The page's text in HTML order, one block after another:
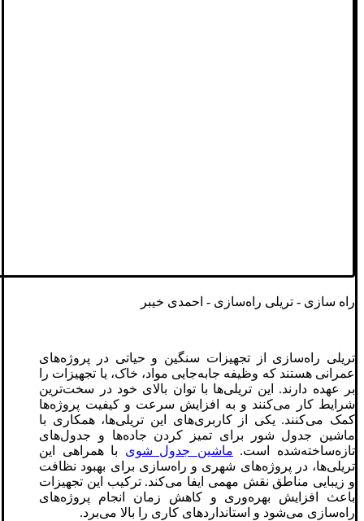
راه سازی - تریلی‌ راه‌سازی - احمدی خیبر
تریلی‌ راه‌سازی از تجهیزات سنگین و حیاتی در پروژه‌های
عمرانی هستند که وظیفه جابه‌جایی مواد، خاک، یا تجهیزات را
بر عهده دارند. این تریلی‌ها با توان بالای خود در سخت‌ترین
شرایط کار می‌کنند و به افزایش سرعت و کیفیت پروژه‌ها
کمک می‌کنند. یکی از کاربری‌های این تریلی‌ها، همکاری با
ماشین جدول شور برای تمیز کردن جاده‌ها و جدول‌های
تازه‌ساخته‌شده است. ماشین جدول شوی با همراهی این
تریلی‌ها، در پروژه‌های شهری و راه‌سازی برای بهبود نظافت
و زیبایی مناطق نقش مهمی ایفا می‌کند. ترکیب این تجهیزات
باعث افزایش بهره‌وری و کاهش زمان انجام پروژه‌های
راه‌سازی می‌شود و استانداردهای کاری را بالا می‌برد.